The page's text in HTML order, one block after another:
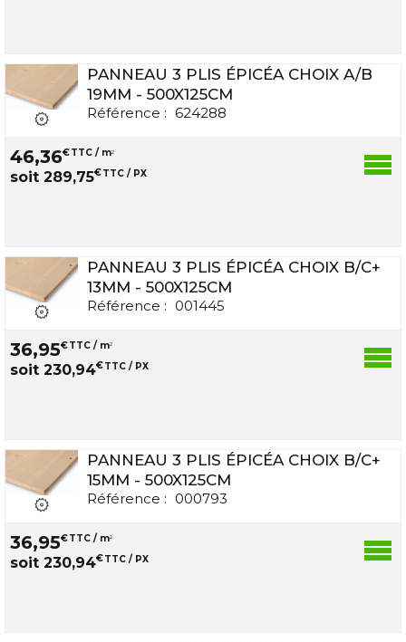
PANNEAU 3 PLIS ÉPICÉA CHOIX A/B
19MM - 500X125CM
Référence : 624288
46,36€TTC / m2
soit 289,75€TTC / PX
PANNEAU 3 PLIS ÉPICÉA CHOIX B/C+
13MM - 500X125CM
Référence : 001445
36,95€TTC / m2
soit 230,94€TTC / PX
PANNEAU 3 PLIS ÉPICÉA CHOIX B/C+
15MM - 500X125CM
Référence : 000793
36,95€TTC / m2
soit 230,94€TTC / PX